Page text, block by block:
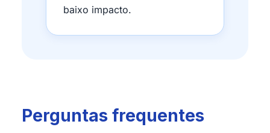
baixo impacto.
Perguntas frequentes